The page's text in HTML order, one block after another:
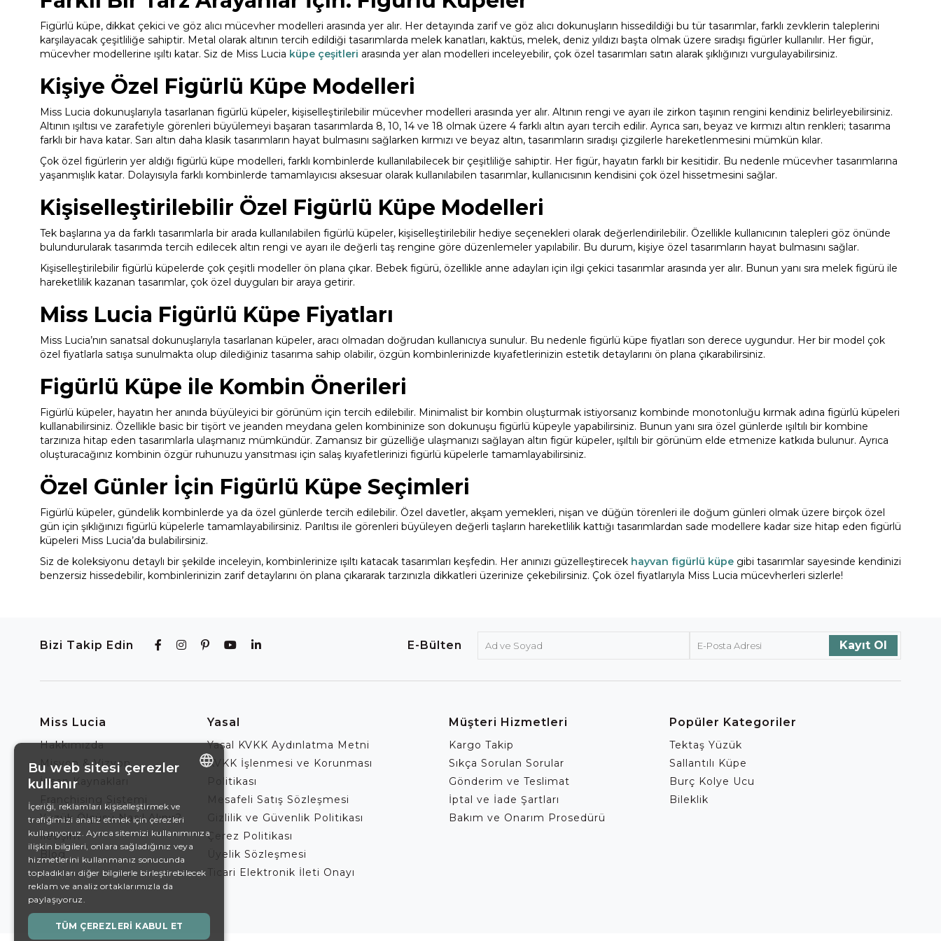
Figürlü küpe, dikkat çekici ve göz alıcı mücevher modelleri arasında yer alır. Her detayında zarif ve göz alıcı dokunuşların hissedildiği bu tür tasarımlar, farklı zevklerin taleplerini
karşılayacak çeşitliliğe sahiptir. Metal olarak altının tercih edildiği tasarımlarda melek kanatları, kaktüs, melek, deniz yıldızı başta olmak üzere sıradışı figürler kullanılır. Her figür,
mücevher modellerine ışıltı katar. Siz de Miss Lucia küpe çeşitleri arasında yer alan modelleri inceleyebilir, çok özel tasarımları satın alarak şıklığınızı vurgulayabilirsiniz.
Kişiye Özel Figürlü Küpe Modelleri
Miss Lucia dokunuşlarıyla tasarlanan figürlü küpeler, kişiselleştirilebilir mücevher modelleri arasında yer alır. Altının rengi ve ayarı ile zirkon taşının rengini kendiniz belirleyebilirsiniz.
Altının ışıltısı ve zarafetiyle görenleri büyülemeyi başaran tasarımlarda 8, 10, 14 ve 18 olmak üzere 4 farklı altın ayarı tercih edilir. Ayrıca sarı, beyaz ve kırmızı altın renkleri; tasarıma
farklı bir hava katar. Sarı altın daha klasik tasarımların hayat bulmasını sağlarken kırmızı ve beyaz altın, tasarımların sıradışı çizgilerle hareketlenmesini mümkün kılar.
Çok özel figürlerin yer aldığı figürlü küpe modelleri, farklı kombinlerde kullanılabilecek bir çeşitliliğe sahiptir. Her figür, hayatın farklı bir kesitidir. Bu nedenle mücevher tasarımlarına
yaşanmışlık katar. Dolayısıyla farklı kombinlerde tamamlayıcısı aksesuar olarak kullanılabilen tasarımlar, kullanıcısının kendisini çok özel hissetmesini sağlar.
Kişiselleştirilebilir Özel Figürlü Küpe Modelleri
Tek başlarına ya da farklı tasarımlarla bir arada kullanılabilen figürlü küpeler, kişiselleştirilebilir hediye seçenekleri olarak değerlendirilebilir. Özellikle kullanıcının talepleri göz önünde
bulundurularak tasarımda tercih edilecek altın rengi ve ayarı ile değerli taş rengine göre düzenlemeler yapılabilir. Bu durum, kişiye özel tasarımların hayat bulmasını sağlar.
Kişiselleştirilebilir figürlü küpelerde çok çeşitli modeller ön plana çıkar. Bebek figürü, özellikle anne adayları için ilgi çekici tasarımlar arasında yer alır. Bunun yanı sıra melek figürü ile
hareketlilik kazanan tasarımlar, çok özel duyguları bir araya getirir.
Miss Lucia Figürlü Küpe Fiyatları
Miss Lucia’nın sanatsal dokunuşlarıyla tasarlanan küpeler, aracı olmadan doğrudan kullanıcıya sunulur. Bu nedenle figürlü küpe fiyatları son derece uygundur. Her bir model çok
özel fiyatlarla satışa sunulmakta olup dilediğiniz tasarıma sahip olabilir, özgün kombinlerinizde kıyafetlerinizin estetik detaylarını ön plana çıkarabilirsiniz.
Figürlü Küpe ile Kombin Önerileri
Figürlü küpeler, hayatın her anında büyüleyici bir görünüm için tercih edilebilir. Minimalist bir kombin oluşturmak istiyorsanız kombinde monotonluğu kırmak adına figürlü küpeleri
kullanabilirsiniz. Özellikle basic bir tişört ve jeanden meydana gelen kombininize son dokunuşu figürlü küpeyle yapabilirsiniz. Bunun yanı sıra özel günlerde ışıltılı bir kombine
tarzınıza hitap eden tasarımlarla ulaşmanız mümkündür. Zamansız bir güzelliğe ulaşmanızı sağlayan altın figür küpeler, ışıltılı bir görünüm elde etmenize katkıda bulunur. Ayrıca
oluşturacağınız kombinin özgür ruhunuzu yansıtması için salaş kıyafetlerinizi figürlü küpelerle tamamlayabilirsiniz.
Özel Günler İçin Figürlü Küpe Seçimleri
Figürlü küpeler, gündelik kombinlerde ya da özel günlerde tercih edilebilir. Özel davetler, akşam yemekleri, nişan ve düğün törenleri ile doğum günleri olmak üzere birçok özel
gün için şıklığınızı figürlü küpelerle tamamlayabilirsiniz. Parıltısı ile görenleri büyüleyen değerli taşların hareketlilik kattığı tasarımlardan sade modellere kadar size hitap eden figürlü
küpeleri Miss Lucia’da bulabilirsiniz.
Siz de koleksiyonu detaylı bir şekilde inceleyin, kombinlerinize ışıltı katacak tasarımları keşfedin. Her anınızı güzelleştirecek hayvan figürlü küpe gibi tasarımlar sayesinde kendinizi
benzersiz hissedebilir, kombinlerinizin zarif detaylarını ön plana çıkararak tarzınızla dikkatleri üzerinize çekebilirsiniz. Çok özel fiyatlarıyla Miss Lucia mücevherleri sizlerle!
Bizi Takip Edin E-Bülten
Miss Lucia
Hakkımızda
Misyon & Vizyon
İnsan Kaynakları
Yüzük Ölçüsü Nasıl Alınır?
İletişim
Blog
Yasal
Yasal KVKK Aydınlatma Metni
KVKK İşlenmesi ve Korunması
Politikası
Mesafeli Satış Sözleşmesi
Gizlilik ve Güvenlik Politikası
Çerez Politikası
Üyelik Sözleşmesi
Ticari Elektronik İleti Onayı
Müşteri Hizmetleri
Kargo Takip
Sıkça Sorulan Sorular
Gönderim ve Teslimat
İptal ve İade Şartları
Bakım ve Onarım Prosedürü
Popüler Kategoriler
Tektaş Yüzük
Sallantılı Küpe
Burç Kolye Ucu
Bileklik
DE
EN
SWEDISH
TURKISH
Bu web sitesi çerezler
kullanır
İçeriği, reklamları kişiselleştirmek ve
trafiğimizi analiz etmek için çerezleri
kullanıyoruz. Ayrıca sitemizi kullanımınıza
ilişkin bilgileri, onlara sağladığınız veya
hizmetlerini kullanmanız sonucunda
topladıkları diğer bilgilerle birleştirebilecek
reklam ve analiz ortaklarımızla da
paylaşıyoruz.
TÜM ÇEREZLERI KABUL ET